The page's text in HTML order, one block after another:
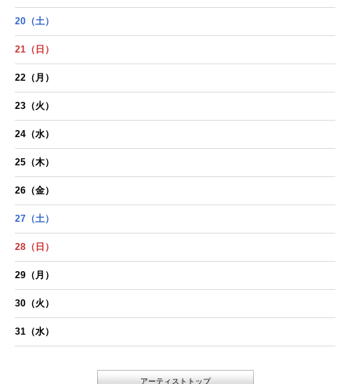
20 （土）
21 （日）
22 （月）
23 （火）
24 （水）
25 （木）
26 （金）
27 （土）
28 （日）
29 （月）
30 （火）
31 （水）
アーティストトップ